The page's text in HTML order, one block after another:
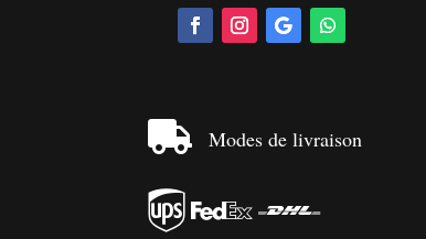
 Modes de livraison
